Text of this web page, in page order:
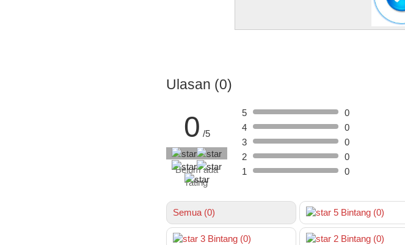
Ulasan (0)
0 /5
Belum ada
rating
5
0
4
0
3
0
2
0
1
0
Semua (0) 5 Bintang(0)
3 Bintang (0) 2 Bintang(0)